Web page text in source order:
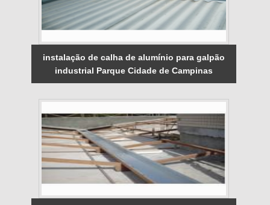
instalação de calha de alumínio para galpão
industrial Parque Cidade de Campinas